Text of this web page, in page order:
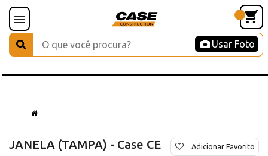
Usar Foto
JANELA (TAMPA) - Case CE Adicionar Favorito